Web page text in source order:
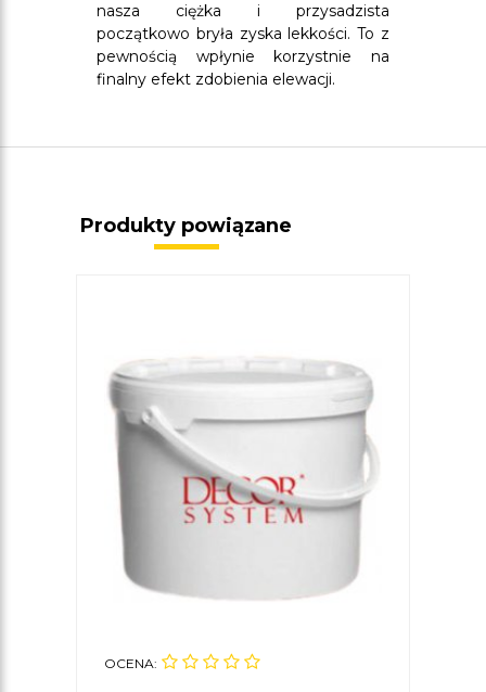
nasza ciężka i przysadzista
początkowo bryła zyska lekkości. To z
pewnością wpłynie korzystnie na
finalny efekt zdobienia elewacji.
Produkty powiązane
OCENA: